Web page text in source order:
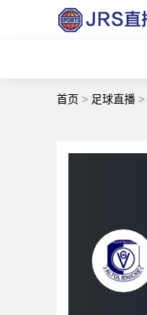
首页 > 足球直播 >